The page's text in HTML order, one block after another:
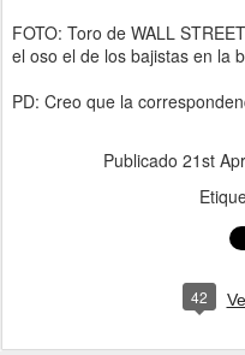
FOTO: Toro de WALL
el oso el de los bajistas en la
PD: Creo que la
Publicado 21st
42